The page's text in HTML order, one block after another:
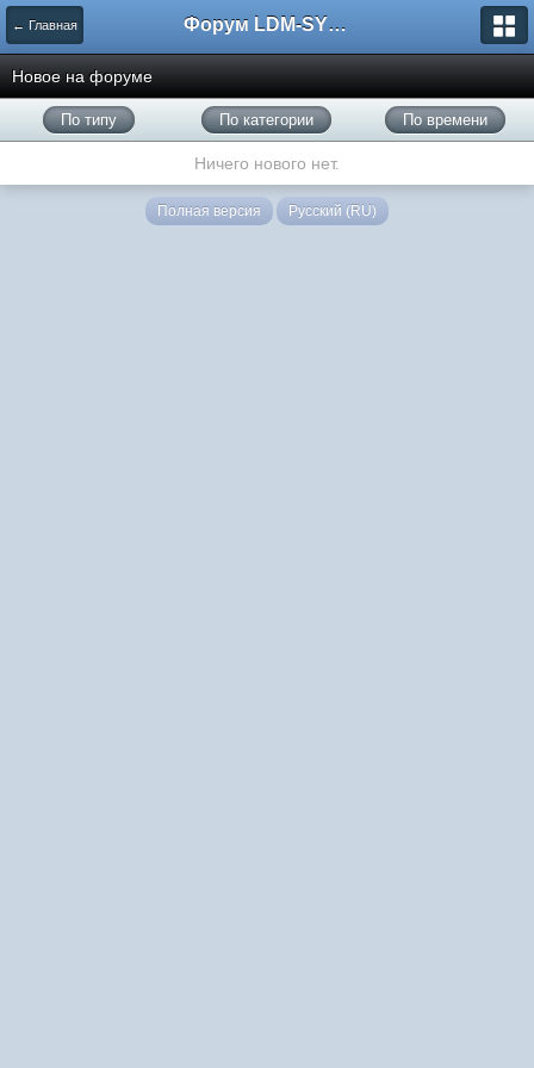
← Главная Форум LDM-SYSTEMS
Новое на форуме
По типу По категории По времени
Ничего нового нет.
Полная версия Русский (RU)